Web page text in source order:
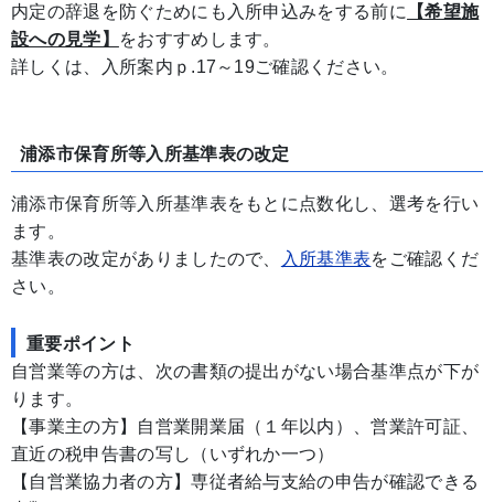
内定の辞退を防ぐためにも入所申込みをする前に
【希望施
設への見学】
をおすすめします。
詳しくは、入所案内ｐ.17～19ご確認ください。
浦添市保育所等入所基準表の改定
浦添市保育所等入所基準表をもとに点数化し、選考を行い
ます。
基準表の改定がありましたので、
入所基準表をご確認くだ
さい。
重要ポイント
自営業等の方は、次の書類の提出がない場合基準点が下が
ります。
【事業主の方】自営業開業届（１年以内）、営業許可証、
直近の税申告書の写し（いずれか一つ）
【自営業協力者の方】専従者給与支給の申告が確認できる